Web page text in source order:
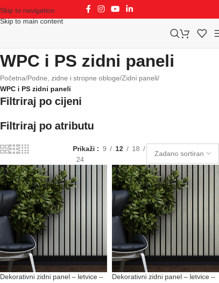
Skip to navigation
Skip to main content
WPC i PS zidni paneli
Početna/Podne, zidne i stropne obloge/Zidni paneli/
WPC i PS zidni paneli
Filtriraj po cijeni
Filtriraj po atributu
Prikaži 9 12
18
24
Dekorativni zidni panel – letvice –
Dekorativni zidni panel – letvice –